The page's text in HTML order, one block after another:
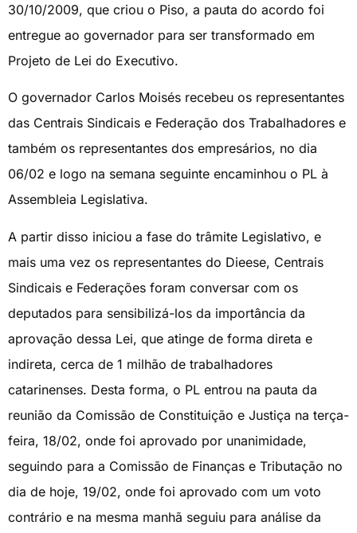
30/10/2009, que criou o Piso, a pauta do acordo foi
entregue ao governador para ser transformado em
Projeto de Lei do Executivo.
O governador Carlos Moisés recebeu os representantes
das Centrais Sindicais e Federação dos Trabalhadores e
também os representantes dos empresários, no dia
06/02 e logo na semana seguinte encaminhou o PL à
Assembleia Legislativa.
A partir disso iniciou a fase do trâmite Legislativo, e
mais uma vez os representantes do Dieese, Centrais
Sindicais e Federações foram conversar com os
deputados para sensibilizá-los da importância da
aprovação dessa Lei, que atinge de forma direta e
indireta, cerca de 1 milhão de trabalhadores
catarinenses. Desta forma, o PL entrou na pauta da
reunião da Comissão de Constituição e Justiça na terça-
feira, 18/02, onde foi aprovado por unanimidade,
seguindo para a Comissão de Finanças e Tributação no
dia de hoje, 19/02, onde foi aprovado com um voto
contrário e na mesma manhã seguiu para análise da